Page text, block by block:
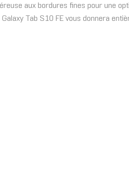
aux bordures fines pour une
Galaxy Tab S10 FE vous donnera